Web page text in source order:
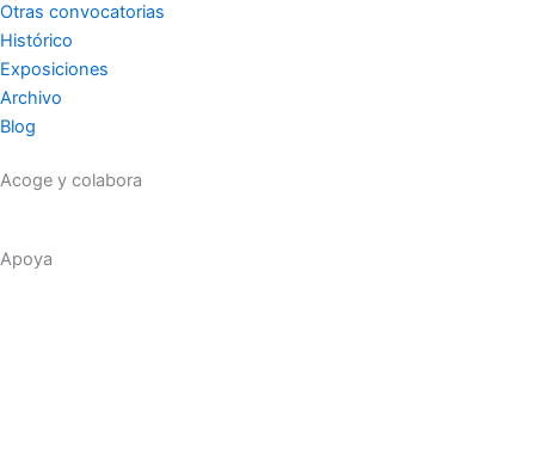
Otras convocatorias
Histórico
Exposiciones
Archivo
Blog
Acoge y colabora
Apoya